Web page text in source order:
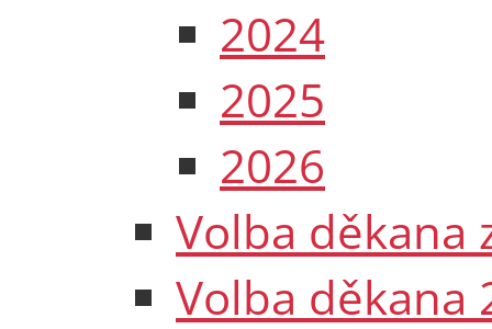
2024
2025
2026
Volba děkana
Volba děkana